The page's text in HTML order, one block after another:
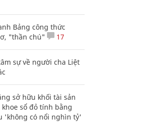
Bảng công thức
"thần chú"
17
sự về người cha Liệt
sở hữu khối tài sản
sổ đỏ tính bằng
'không có nổi nghìn tỷ'